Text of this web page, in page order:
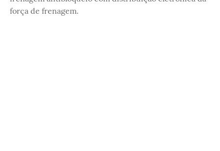
força de frenagem.